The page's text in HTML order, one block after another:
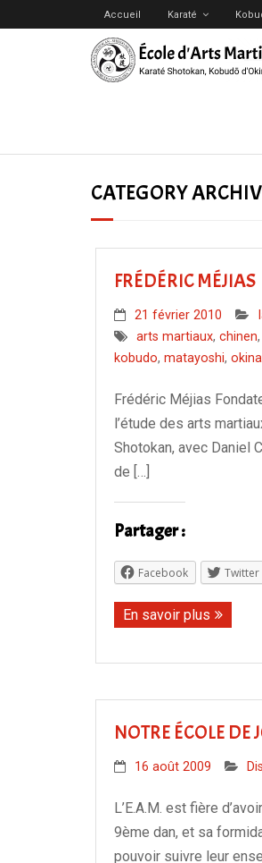
Accueil Karaté
CATEGORY
FRÉDÉRIC MÉJIAS
21 février 2010
arts martiaux, chinen,
kobudo, matayoshi,
Frédéric Méjias
l’étude des arts
Shotokan, avec Daniel
de […]
Partager :
Facebook Twitter
En savoir plus
NOTRE ÉCOLE DE
16 août 2009
L’E.A.M. est fière
9ème dan, et sa
pouvoir suivre leur